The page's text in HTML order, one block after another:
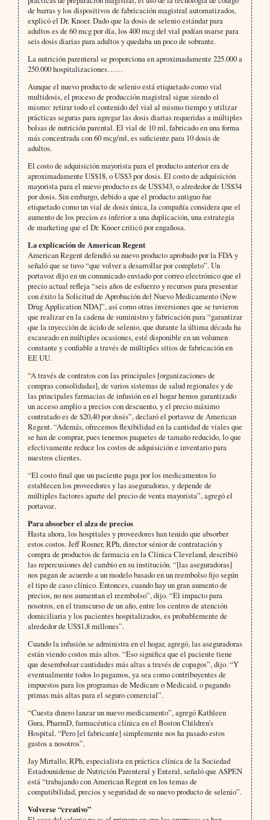
de barras y los dispositivos de fabricación magistral automatizados,
explicó el Dr. Knoer. Dado que la dosis de selenio estándar para
adultos es de 60 mcg por día, los 400 mcg del vial podían usarse para
seis dosis diarias para adultos y quedaba un poco de sobrante.
La nutrición parenteral se proporciona en aproximadamente 225.000 a
250.000 hospitalizaciones……
Aunque el nuevo producto de selenio está etiquetado como vial
multidosis, el proceso de producción magistral sigue siendo el
mismo: retirar todo el contenido del vial al mismo tiempo y utilizar
prácticas seguras para agregar las dosis diarias requeridas a múltiples
bolsas de nutrición parental. El vial de 10 ml, fabricado en una forma
más concentrada con 60 mcg/ml, es suficiente para 10 dosis de
adultos.
El costo de adquisición mayorista para el producto anterior era de
aproximadamente US$18, o US$3 por dosis. El costo de adquisición
mayorista para el nuevo producto es de US$343, o alrededor de US$34
por dosis. Sin embargo, debido a que el producto antiguo fue
etiquetado como un vial de dosis única, la compañía considera que el
aumento de los precios es inferior a una duplicación, una estrategia
de marketing que el Dr. Knoer criticó por engañosa.
La explicación de American Regent
American Regent defendió su nuevo producto aprobado por la FDA y
señaló que se tuvo “que volver a desarrollar por completo”. Un
portavoz dijo en un comunicado enviado por correo electrónico que el
precio actual refleja “seis años de esfuerzo y recursos para presentar
con éxito la Solicitud de Aprobación del Nuevo Medicamento (New
Drug Application NDA]”, así como otras inversiones que se tuvieron
que realizar en la cadena de suministro y fabricación para “garantizar
que la inyección de ácido de selenio, que durante la última década ha
escaseado en múltiples ocasiones, esté disponible en un volumen
constante y confiable a través de múltiples sitios de fabricación en
EE UU.
“A través de contratos con las principales [organizaciones de
compras consolidadas], de varios sistemas de salud regionales y de
las principales farmacias de infusión en el hogar hemos garantizado
un acceso amplio a precios con descuento, y el precio máximo
contratado es de $20,40 por dosis”, declaró el portavoz de American
Regent. “Además, ofrecemos flexibilidad en la cantidad de viales que
se han de comprar, pues tenemos paquetes de tamaño reducido, lo que
efectivamente reduce los costos de adquisición e inventario para
nuestros clientes.
“El costo final que un paciente paga por los medicamentos lo
establecen los proveedores y las aseguradoras, y depende de
múltiples factores aparte del precio de venta mayorista”, agregó el
portavoz.
Para absorber el alza de precios
Hasta ahora, los hospitales y proveedores han tenido que absorber
estos costos. Jeff Rosner, RPh, director sénior de contratación y
compra de productos de farmacia en la Clínica Cleveland, describió
las repercusiones del cambio en su institución. “[las aseguradoras]
nos pagan de acuerdo a un modelo basado en un reembolso fijo según
el tipo de caso clínico. Entonces, cuando hay un gran aumento de
precios, no nos aumentan el reembolso”, dijo. “El impacto para
nosotros, en el transcurso de un año, entre los centros de atención
domiciliaria y los pacientes hospitalizados, es probablemente de
alrededor de US$1,8 millones”.
Cuando la infusión se administra en el hogar, agregó, las aseguradoras
están viendo costos más altos. “Eso significa que el paciente tiene
que desembolsar cantidades más altas a través de copagos”, dijo. “Y
eventualmente todos lo pagamos, ya sea como contribuyentes de
impuestos para los programas de Medicare o Medicaid, o pagando
primas más altas para el seguro comercial”.
“Cuesta dinero lanzar un nuevo medicamento”, agregó Kathleen
Gura, PharmD, farmacéutica clínica en el Boston Children’s
Hospital. “Pero [el fabricante] simplemente nos ha pasado estos
gastos a nosotros”.
Jay Mirtallo, RPh, especialista en práctica clínica de la Sociedad
Estadounidense de Nutrición Parenteral y Enteral, señaló que ASPEN
está “trabajando con American Regent en los temas de
compatibilidad, precios y seguridad de su nuevo producto de selenio”.
Volverse “creativo”